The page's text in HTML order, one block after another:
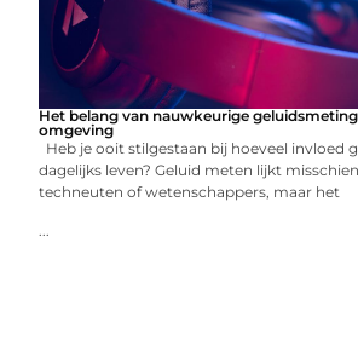
Het belang van nauwkeurige
omgeving
Heb je ooit stilgestaan bij hoeveel invloed
dagelijks leven? Geluid meten lijkt
techneuten of wetenschappers, maar het
...